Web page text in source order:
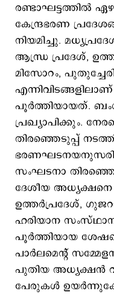
രണ്ടാഘട്ടത്തില്‍
കേന്ദ്രഭരണ
നിയമിച്ചു.
ആന്ധ്ര പ്രദേശ്,
മിസോറം,
പൂര്‍ത്തിയായത്.
പ്രഖ്യാപിക്കും.
തിരഞ്ഞെടുപ്പ്
സംഘടനാ
ദേശീയ അധ്യക്ഷനെ
ഉത്തര്‍പ്രദേശ്,
ഹരിയാന
പൂര്‍ത്തിയായ
പാര്‍ലമെന്‍റ്
പുതിയ അധ്യക്ഷന്‍
പേരുകള്‍